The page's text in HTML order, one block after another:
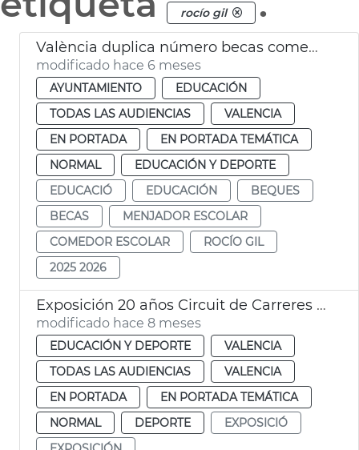
rocío gil
València duplica número becas comedor escolar
modificado hace 6 meses
AYUNTAMIENTO
EDUCACIÓN
TODAS LAS AUDIENCIAS
VALENCIA
EN PORTADA
EN PORTADA TEMÁTICA
NORMAL
EDUCACIÓN Y DEPORTE
EDUCACIÓ
EDUCACIÓN
BEQUES
BECAS
MENJADOR ESCOLAR
COMEDOR ESCOLAR
ROCÍO GIL
2025 2026
Exposición 20 años Circuit de Carreres Caixa Popular Ciutat de València
modificado hace 8 meses
EDUCACIÓN Y DEPORTE
VALENCIA
TODAS LAS AUDIENCIAS
VALENCIA
EN PORTADA
EN PORTADA TEMÁTICA
NORMAL
DEPORTE
EXPOSICIÓ